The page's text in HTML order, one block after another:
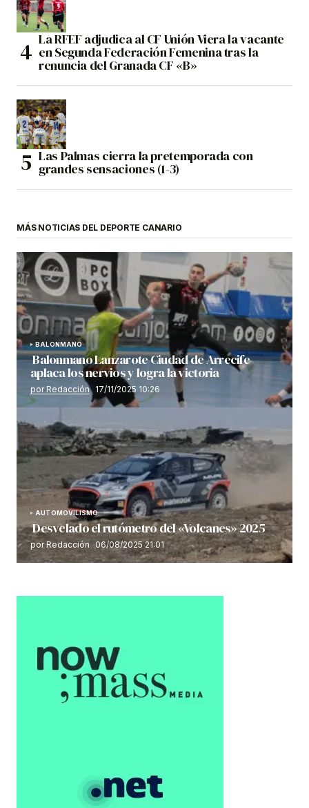
La RFEF adjudica al CF Unión Viera la vacante
en Segunda Federación Femenina tras la
renuncia del Granada CF «B»
Las Palmas cierra la pretemporada con
grandes sensaciones (1-3)
MÁS NOTICIAS DEL DEPORTE CANARIO
BALONMANO
Balonmano Lanzarote Ciudad de Arrecife
aplaca los nervios y logra la victoria
por Redacción 17/11/2025 10:26
AUTOMOVILISMO
Desvelado el rutómetro del «Volcanes» 2025
por Redacción 06/08/2025 21:01